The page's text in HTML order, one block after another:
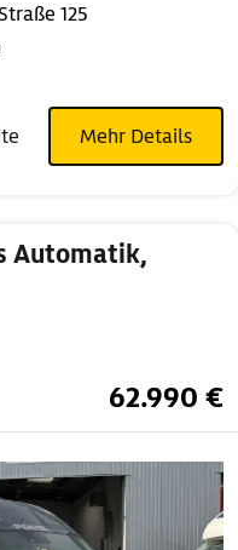
125
Mehr Details
Automatik,
62.990 €